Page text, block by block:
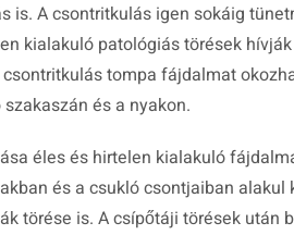
is. A csontritkulás igen sokáig
kialakuló patológiás törések
tompa fájdalmat
és a nyakon.
éles és hirtelen kialakuló
és a csukló csontjaiban
törése is. A csípőtáji törések után